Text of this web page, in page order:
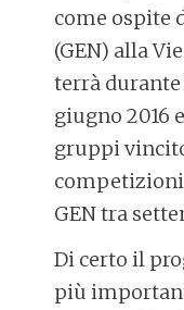
come ospite
(GEN) alla
terrà
giugno 2016
gruppi
GEN tra
Di certo il
più